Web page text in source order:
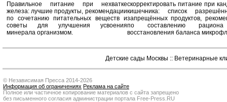
Правильное питание при нехватке
железа: лучшие продукты, рекомендации
по сочетанию питательных веществ и
советы для улучшения усвоения
минерала организмом.
скорректировать питание при
кишечника: список
запрещённых продуктов,
по составлению
восстановления баланса
Детские сады Москвы :: Ветеринарные
© Независимая Пресса 2014-2026
Информация об ограничениях Реклама на сайте
Полное или частичное копирование материалов с сайта запрещено
без письменного согласия администрации портала Free-Press.RU